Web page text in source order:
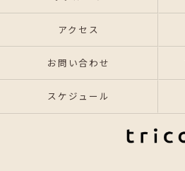
アクセス
お問い合わせ
スケジュール